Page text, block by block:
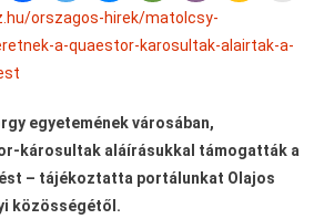
orszagos-hirek/matolcsy-
a-quaestor-karosultak-alairtak-a-
egyetemének városában,
károsultak aláírásukkal támogatták a
– tájékoztatta portálunkat Olajos
közösségétől.